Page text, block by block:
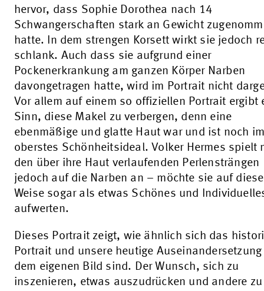
hervor, dass Sophie Dorothea nach 14
Schwangerschaften stark an Gewicht
hatte. In dem strengen Korsett wirkt sie jedoch
schlank. Auch dass sie aufgrund einer
Pockenerkrankung am ganzen Körper Narben
davongetragen hatte, wird im Portrait nicht
Vor allem auf einem so offiziellen Portrait ergibt
Sinn, diese Makel zu verbergen, denn eine
ebenmäßige und glatte Haut war und ist noch
oberstes Schönheitsideal. Volker Hermes spielt
den über ihre Haut verlaufenden Perlensträngen
jedoch auf die Narben an – möchte sie auf diese
Weise sogar als etwas Schönes und
aufwerten.
Dieses Portrait zeigt, wie ähnlich sich das
Portrait und unsere heutige
dem eigenen Bild sind. Der Wunsch, sich zu
inszenieren, etwas auszudrücken und andere zu